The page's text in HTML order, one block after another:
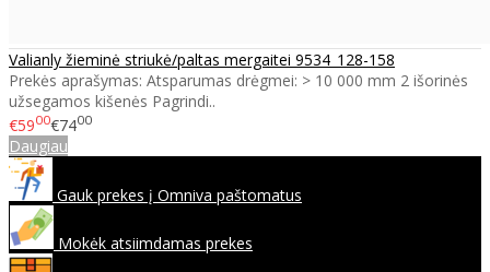
Valianly žieminė striukė/paltas mergaitei 9534_128-158
Prekės aprašymas: Atsparumas drėgmei: > 10 000 mm 2 išorinės
užsegamos kišenės Pagrindi..
€5900€7400
Daugiau
Gauk prekes į Omniva paštomatus
Mokėk atsiimdamas prekes